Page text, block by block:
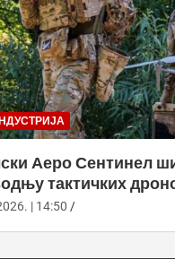
Аеро Сентинел
тактичких
| 14:50